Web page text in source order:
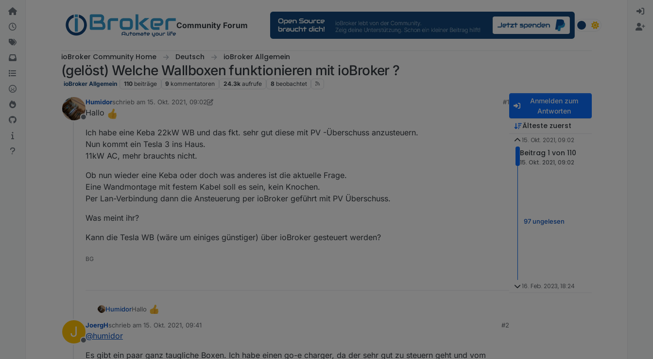
Weiter zum Inhalt
Community Forum
ioBroker Community Home Deutsch ioBroker Allgemein
(gelöst) Welche Wallboxen funktionieren mit ioBroker ?
ioBroker Allgemein 110 beiträge 9 kommentatoren 24.3k aufrufe 8 beobachtet
Offline
Humidorschrieb am 15. Okt. 2021, 09:02
zuletzt editiert von Humidor
#1
Hallo
Ich habe eine Keba 22kW WB und das fkt. sehr gut diese mit PV -Überschuss anzusteuern.
Nun kommt ein Tesla 3 ins Haus.
11kW AC, mehr brauchts nicht.
Ob nun wieder eine Keba oder doch was anderes ist die aktuelle Frage.
Eine Wandmontage mit festem Kabel soll es sein, kein Knochen.
Per Lan-Verbindung dann die Ansteuerung per ioBroker geführt mit PV Überschuss.
Was meint ihr?
Kann die Tesla WB (wäre um einiges günstiger) über ioBroker gesteuert werden?
BG
HumidorHallo
Ich habe eine Keba 22kW WB und das fkt. sehr gut diese mit PV -Überschuss anzusteuern.
Eine Wandmontage mit festem Kabel soll es sein, kein Knochen.
J
Offline
JoergHschrieb am 15. Okt. 2021, 09:41
zuletzt editiert von
#2
@humidor
Es gibt ein paar ganz taugliche Boxen. Ich habe einen go-e charger, da der sehr gut zu steuern geht und vom
Anmelden zum
Antworten
Älteste zuerst
15. Okt. 2021, 09:02
Beitrag 1 von 110
15. Okt. 2021, 09:02
97 ungelesen
16. Feb. 2023, 18:24